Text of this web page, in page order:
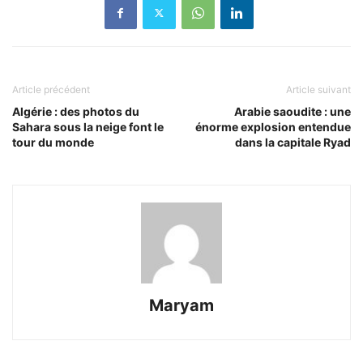
Article précédent
Algérie : des photos du
Sahara sous la neige font le
tour du monde
Article suivant
Arabie saoudite : une
énorme explosion entendue
dans la capitale Ryad
Maryam